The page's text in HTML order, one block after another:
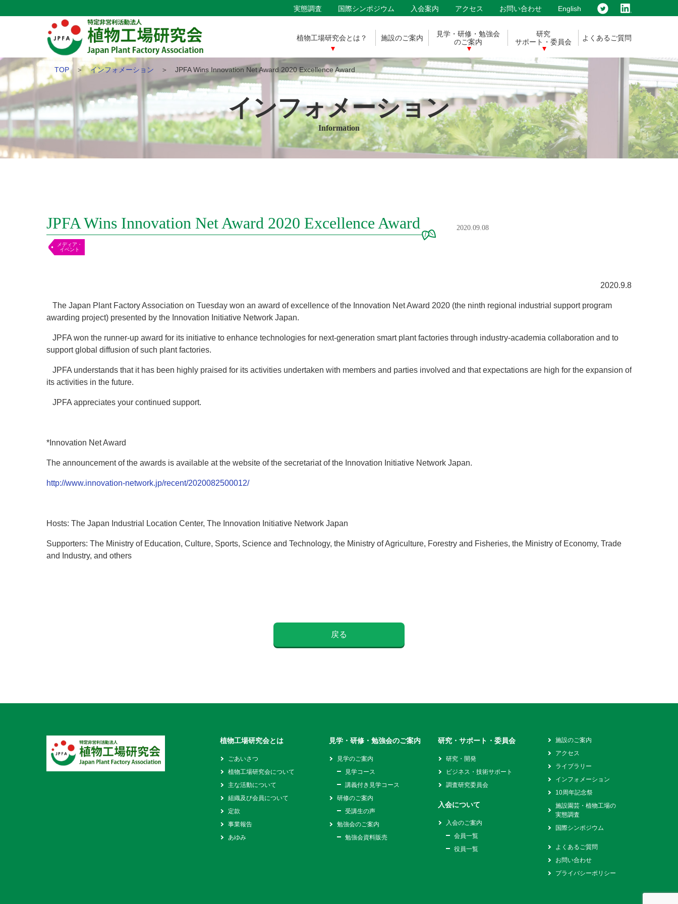
植物工場研究会とは？ 施設のご案内
見学・研修・勉強会
のご案内
研究
サポート・委員会
よくあるご質問
実態調査 国際シンポジウム 入会案内 アクセス お問い合わせ English
インフォメーション
Information
TOP＞インフォメーション ＞ JPFA Wins Innovation Net Award 2020 Excellence Award
JPFA Wins Innovation Net Award 2020 Excellence Award 2020.09.08
メディア・
イベント
2020.9.8
The Japan Plant Factory Association on Tuesday won an award of excellence of the Innovation Net Award 2020 (the ninth regional industrial support program
awarding project) presented by the Innovation Initiative Network Japan.
JPFA won the runner-up award for its initiative to enhance technologies for next-generation smart plant factories through industry-academia collaboration and to
support global diffusion of such plant factories.
JPFA understands that it has been highly praised for its activities undertaken with members and parties involved and that expectations are high for the expansion of
its activities in the future.
JPFA appreciates your continued support.
*Innovation Net Award
The announcement of the awards is available at the website of the secretariat of the Innovation Initiative Network Japan.
http://www.innovation-network.jp/recent/2020082500012/
Hosts: The Japan Industrial Location Center, The Innovation Initiative Network Japan
Supporters: The Ministry of Education, Culture, Sports, Science and Technology, the Ministry of Agriculture, Forestry and Fisheries, the Ministry of Economy, Trade
and Industry, and others
戻る
植物工場研究会とは
ごあいさつ
植物工場研究会について
主な活動について
組織及び会員について
定款
事業報告
あゆみ
見学・研修・勉強会のご案内
見学のご案内
見学コース
講義付き見学コース
研修のご案内
受講生の声
勉強会のご案内
勉強会資料販売
研究・サポート・委員会
研究・開発
ビジネス・技術サポート
調査研究委員会
入会について
入会のご案内
会員一覧
役員一覧
施設のご案内
アクセス
ライブラリー
インフォメーション
10周年記念祭
施設園芸・植物工場の
実態調査
国際シンポジウム
よくあるご質問
お問い合わせ
プライバシーポリシー